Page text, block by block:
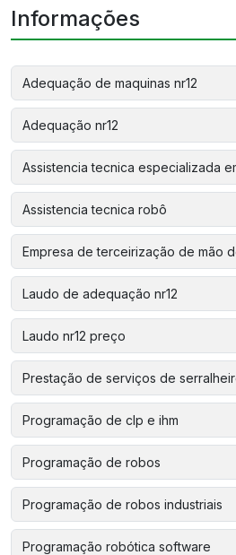
Informações
Adequação de maquinas nr12
Adequação nr12
Assistencia tecnica especializada
Assistencia tecnica robô
Empresa de terceirização de mão
Laudo de adequação nr12
Laudo nr12 preço
Prestação de serviços de
Programação de clp e ihm
Programação de robos
Programação de robos industriais
Programação robótica software